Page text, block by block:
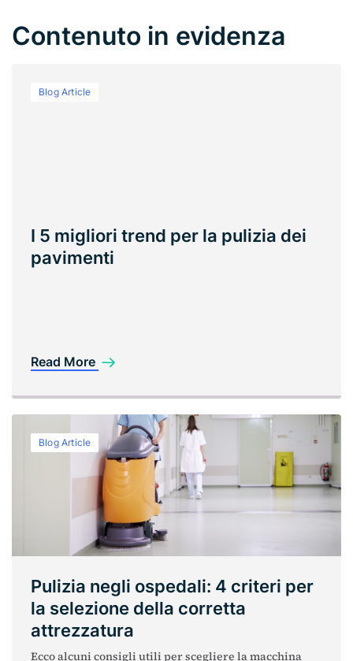
Contenuto in evidenza
Blog Article
I 5 migliori trend per la pulizia dei
pavimenti
Read More
Blog Article
Pulizia negli ospedali: 4 criteri per
la selezione della corretta
attrezzatura
Ecco alcuni consigli utili per scegliere la macchina